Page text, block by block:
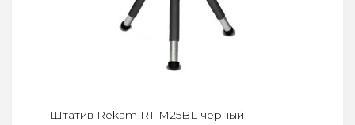
Штатив Rekam RT-M25BL черный